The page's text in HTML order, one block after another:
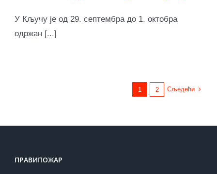
У Кључу је од 29. септембра до 1. октобра
одржан [...]
1 2 Сљедећи
ПРАВИПОЖАР